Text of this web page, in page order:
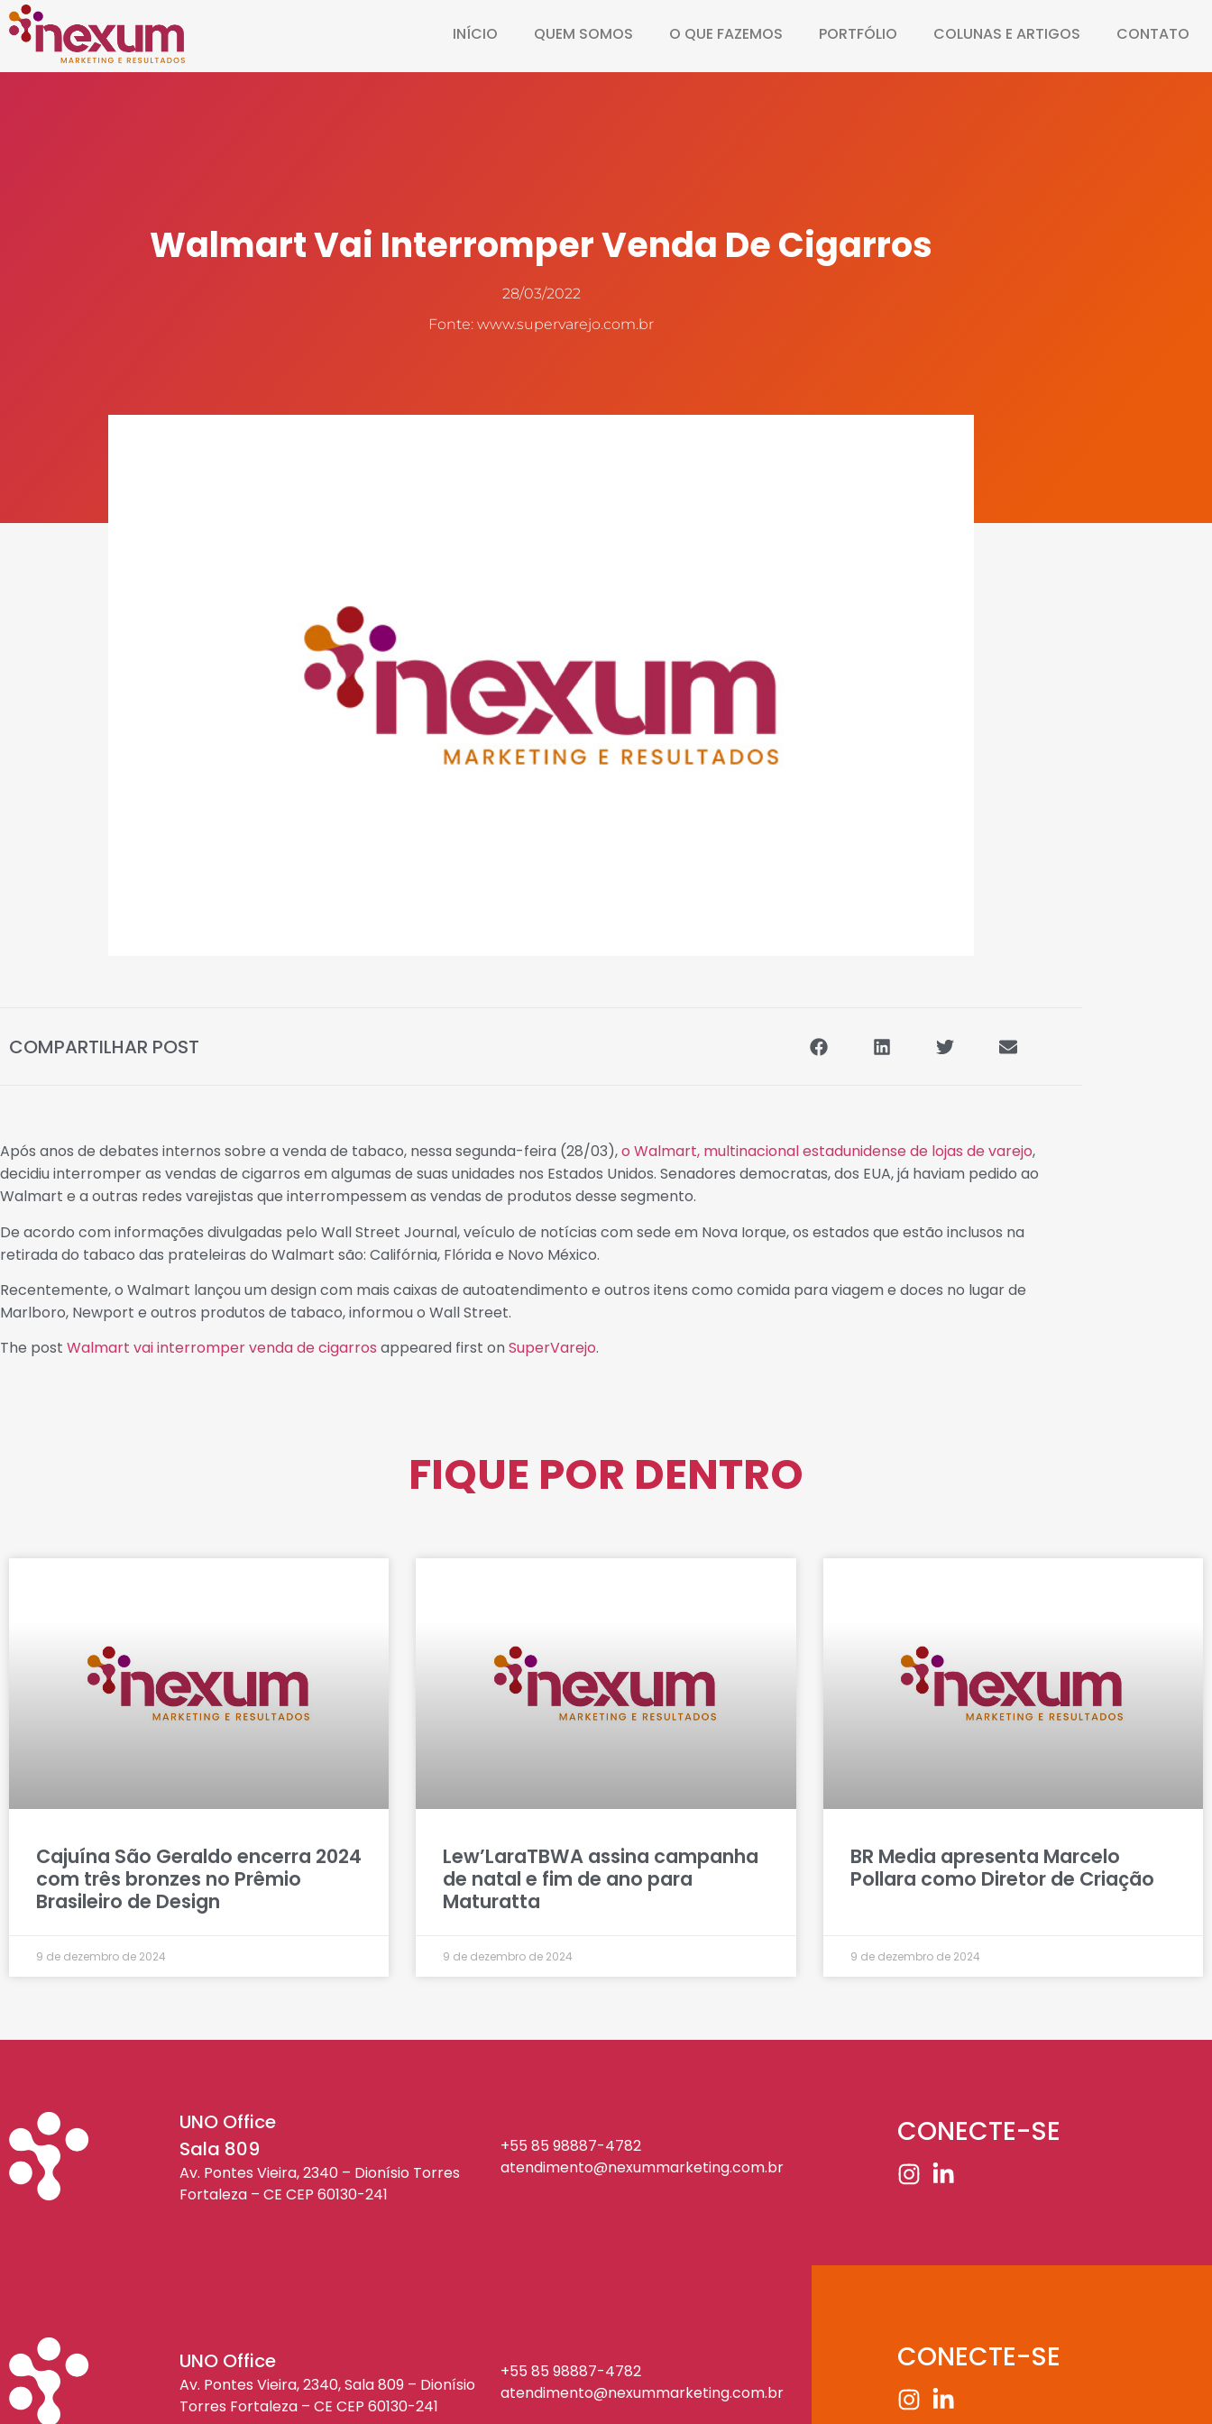
INÍCIO QUEM SOMOS O QUE FAZEMOS PORTFÓLIO COLUNAS E ARTIGOS CONTATO
Walmart Vai Interromper Venda De Cigarros
28/03/2022
Fonte: www.supervarejo.com.br
COMPARTILHAR POST
Após anos de debates internos sobre a venda de tabaco, nessa segunda-feira (28/03),o Walmart, multinacional estadunidense de lojas de varejo,
decidiu interromper as vendas de cigarros em algumas de suas unidades nos Estados Unidos. Senadores democratas, dos EUA, já haviam pedido ao
Walmart e a outras redes varejistas que interrompessem as vendas de produtos desse segmento.
De acordo com informações divulgadas pelo Wall Street Journal, veículo de notícias com sede em Nova Iorque, os estados que estão inclusos na
retirada do tabaco das prateleiras do Walmart são: Califórnia, Flórida e Novo México.
Recentemente, o Walmart lançou um design com mais caixas de autoatendimento e outros itens como comida para viagem e doces no lugar de
Marlboro, Newport e outros produtos de tabaco, informou o Wall Street.
The post Walmart vai interromper venda de cigarros appeared first on SuperVarejo.
FIQUE POR DENTRO
Cajuína São Geraldo encerra 2024
com três bronzes no Prêmio
Brasileiro de Design
9 de dezembro de 2024
Lew’LaraTBWA assina campanha
de natal e fim de ano para
Maturatta
9 de dezembro de 2024
BR Media apresenta Marcelo
Pollara como Diretor de Criação
9 de dezembro de 2024
UNO Office
Sala 809
Av. Pontes Vieira, 2340 – Dionísio Torres
Fortaleza – CE CEP 60130-241
+55 85 98887-4782
atendimento@nexummarketing.com.br
CONECTE-SE
UNO Office
Av. Pontes Vieira, 2340, Sala 809 – Dionísio
Torres Fortaleza – CE CEP 60130-241
+55 85 98887-4782
atendimento@nexummarketing.com.br
CONECTE-SE